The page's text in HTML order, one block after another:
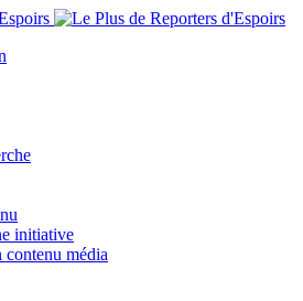
initiative
contenu média